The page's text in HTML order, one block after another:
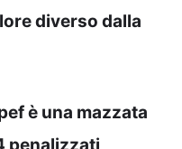
diverso dalla
è una mazzata
penalizzati